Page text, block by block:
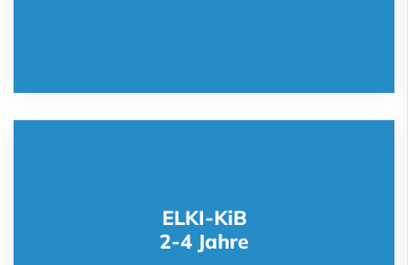
ELKI-KiB
2-4 Jahre